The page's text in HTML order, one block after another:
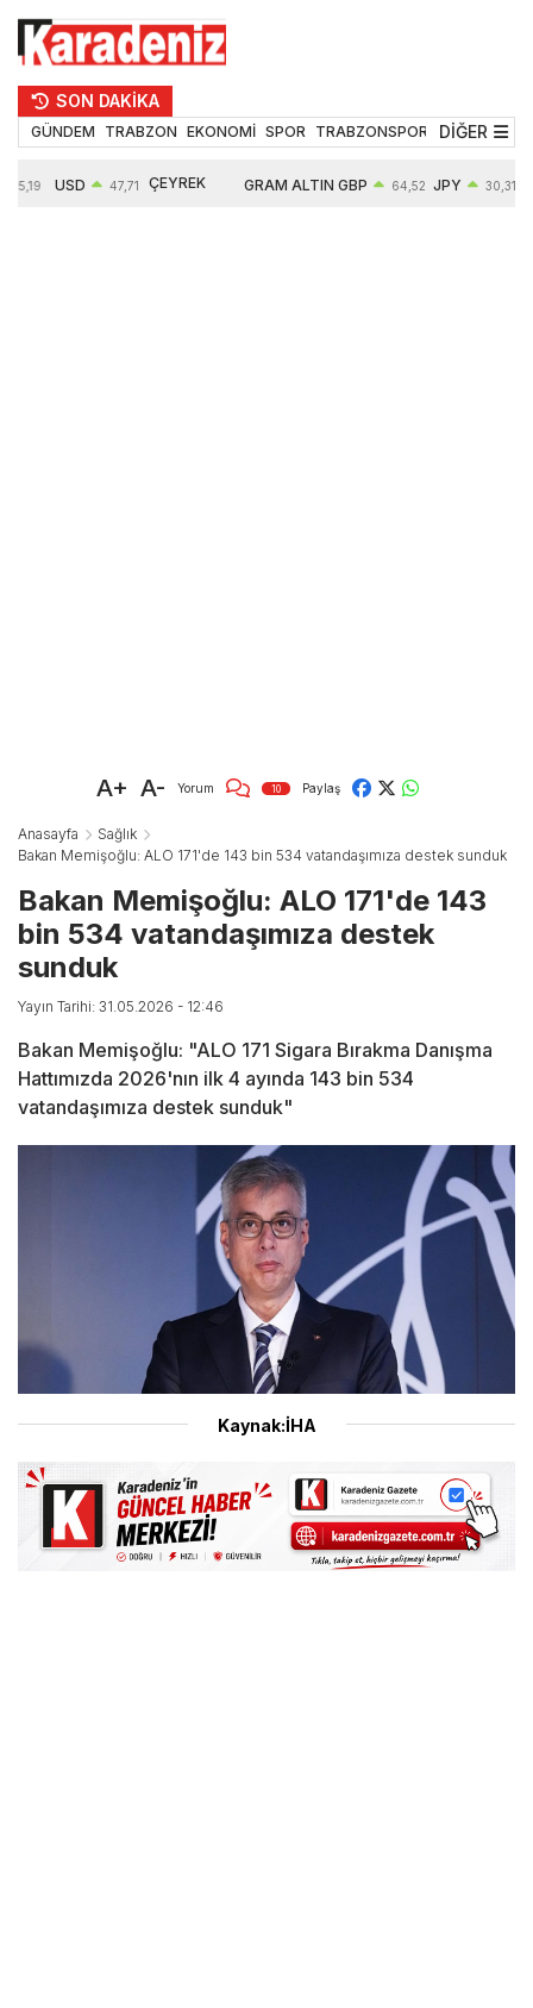
SON DAKİKA
GÜNDEM TRABZON EKONOMİ SPOR TRABZONSPOR TEKNOLOJİ
DİĞER
55,19 USD 47,71 ÇEYREK GRAM ALTIN GBP 64,52 JPY 30,31
A+ A- Yorum 10 Paylaş
Anasayfa
Sağlık
Bakan Memişoğlu: ALO 171'de 143 bin 534 vatandaşımıza destek sunduk
Bakan Memişoğlu: ALO 171'de 143
bin 534 vatandaşımıza destek
sunduk
Yayın Tarihi: 31.05.2026 - 12:46
Bakan Memişoğlu: "ALO 171 Sigara Bırakma Danışma
Hattımızda 2026'nın ilk 4 ayında 143 bin 534
vatandaşımıza destek sunduk"
Kaynak:İHA